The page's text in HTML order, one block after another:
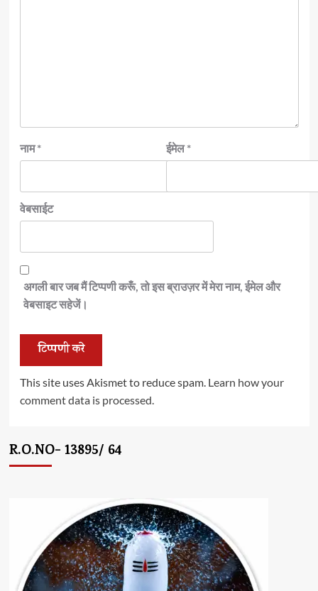
नाम* ईमेल*
वेबसाईट
अगली बार जब मैं टिप्पणी करूँ, तो इस ब्राउज़र में मेरा नाम, ईमेल और
वेबसाइट सहेजें।
This site uses Akismet to reduce spam. Learn how your
comment data is processed.
R.O.NO- 13895/ 64